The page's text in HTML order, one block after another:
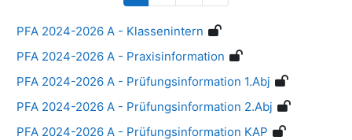
PFA 2024-2026 A - Klassenintern
PFA 2024-2026 A - Praxisinformation
PFA 2024-2026 A - Prüfungsinformation 1.Abj
PFA 2024-2026 A - Prüfungsinformation 2.Abj
PFA 2024-2026 A - Prüfungsinformation KAP